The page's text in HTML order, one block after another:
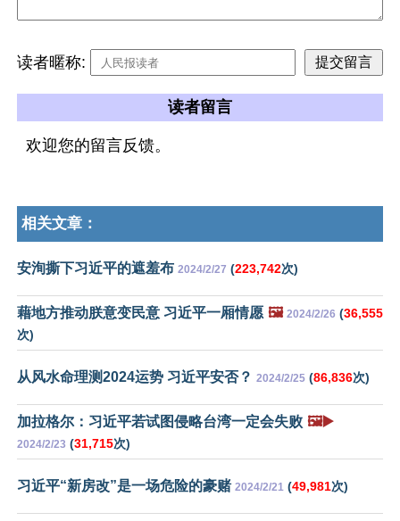
读者暱称:
读者留言
欢迎您的留言反馈。
相关文章：
安洵撕下习近平的遮羞布 2024/2/27 (223,742次)
藉地方推动朕意变民意 习近平一厢情愿 🖼️ 2024/2/26 (36,555
次)
从风水命理测2024运势 习近平安否？ 2024/2/25 (86,836次)
加拉格尔：习近平若试图侵略台湾一定会失败 🖼️▶️
2024/2/23 (31,715次)
习近平“新房改”是一场危险的豪赌 2024/2/21 (49,981次)